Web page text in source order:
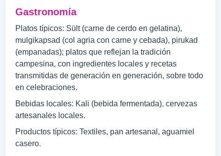
Gastronomía
Platos típicos: Sült (carne de cerdo en gelatina),
mulgikapsad (col agria con carne y cebada), pirukad
(empanadas); platos que reflejan la tradición
campesina, con ingredientes locales y recetas
transmitidas de generación en generación, sobre todo
en celebraciones.
Bebidas locales: Kali (bebida fermentada), cervezas
artesanales locales.
Productos típicos: Textiles, pan artesanal, aguamiel
casero.